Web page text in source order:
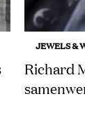
JEWELS &
Richard